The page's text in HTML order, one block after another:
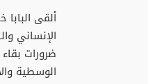
ألقى
الإنساني
ضرورات
الوسطية